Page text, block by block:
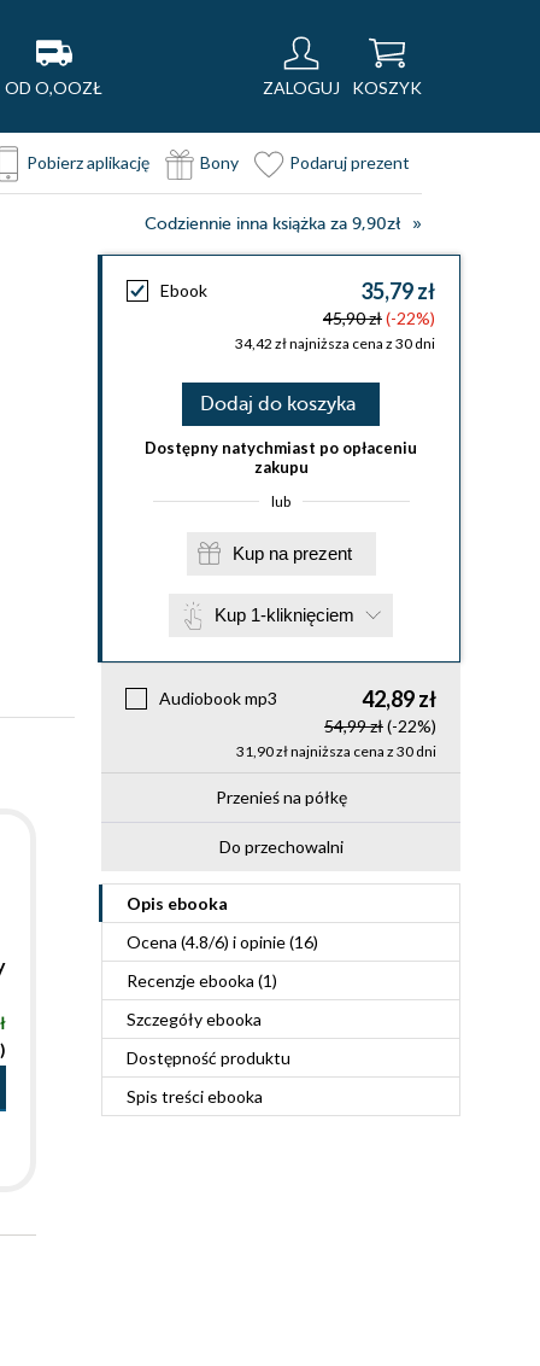
OD O,OOZŁ ZALOGUJ KOSZYK
Pobierz aplikację Bony Podaruj prezent
Codziennie inna książka za 9,90zł
Ebook 35,79 zł
45,90 zł(-22%)
34,42 zł najniższa cena z 30 dni
Dodaj do koszyka
Dostępny natychmiast po opłaceniu
zakupu
lub
Kup na prezent
Kup 1-kliknięciem
Audiobook mp3 42,89 zł
54,99 zł(-22%)
31,90 zł najniższa cena z 30 dni
Przenieś na półkę
Do przechowalni
Opis ebooka
Ocena (4.8/6) i opinie (16)
Recenzjeebooka (1)
Szczegółyebooka
Dostępność produktu
Spis treściebooka